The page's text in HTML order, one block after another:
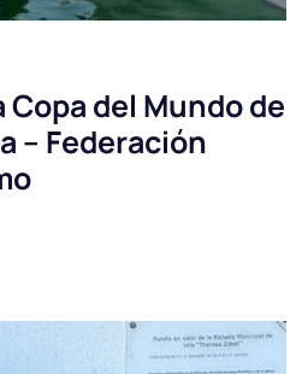
del Mundo de
– Federación